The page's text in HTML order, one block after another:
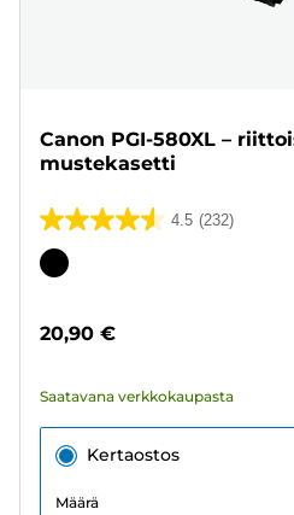
Canon PGI-580XL –
mustekasetti
4.5 (232)
4.5/5
tähteä.
Värikasetti
20,90 €
Saatavana verkkokaupasta
Kertaostos
Määrä